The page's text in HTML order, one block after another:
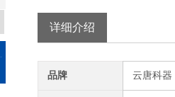
详细介绍
品牌 云唐科器